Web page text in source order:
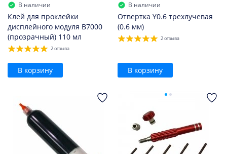
В наличии
Клей для проклейки
дисплейного модуля B7000
(прозрачный) 110 мл
2 отзыва
В корзину
В наличии
Отвертка Y0.6 трехлучевая
(0.6 мм)
2 отзыва
В корзину